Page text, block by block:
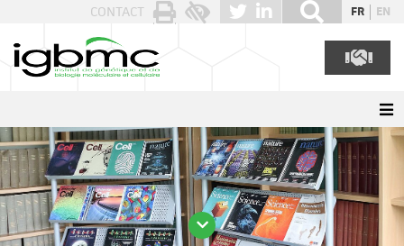
CONTACT FR EN
Panneau de gestion des cookies